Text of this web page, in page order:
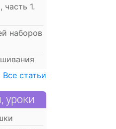
1.
наборов
Все статьи
уроки